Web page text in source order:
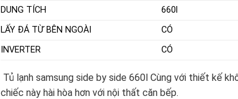
DUNG TÍCH
660l
LẤY ĐÁ TỪ BÊN NGOÀI
CÓ
INVERTER
CÓ
Tủ lạnh samsung side by side 660l Cùng với thiết kế
chiếc này hài hòa hơn với nội thất căn bếp.